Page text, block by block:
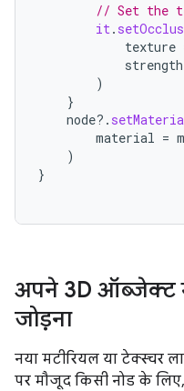
// Set the
it.
texture
strength
)
}
node?.
material =
)
}
अपने 3D ऑब्जेक्ट
जोड़ना
नया मटीरियल या टेक्स्चर
पर मौजूद किसी नोड के